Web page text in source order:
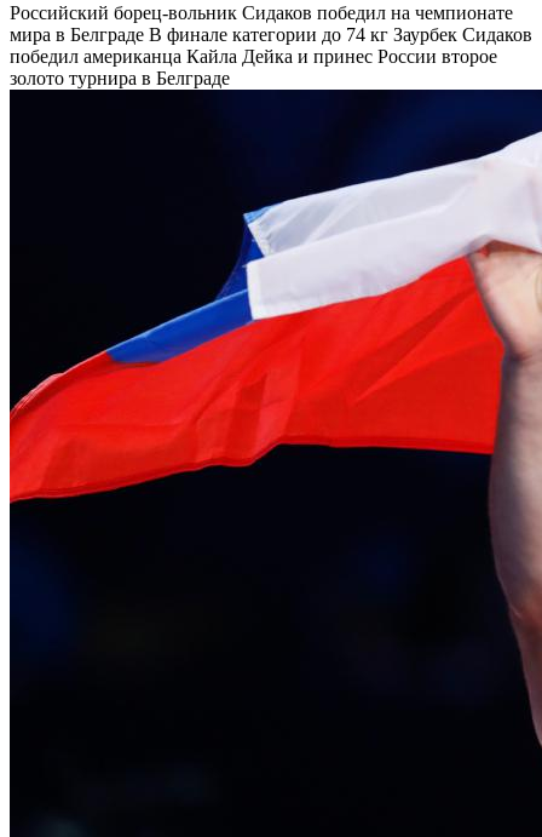
Российский борец-вольник Сидаков победил на чемпионате
мира в Белграде В финале категории до 74 кг Заурбек Сидаков
победил американца Кайла Дейка и принес России второе
золото турнира в Белграде